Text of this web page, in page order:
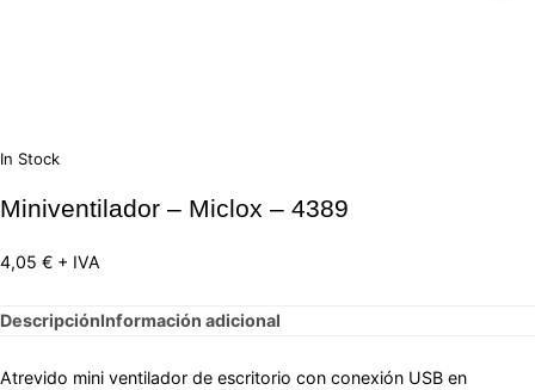
In Stock
Miniventilador – Miclox – 4389
4,05 € + IVA
DescripciónInformación adicional
Atrevido mini ventilador de escritorio con conexión USB en